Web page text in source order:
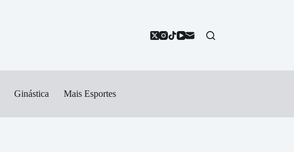
Ginástica Mais Esportes